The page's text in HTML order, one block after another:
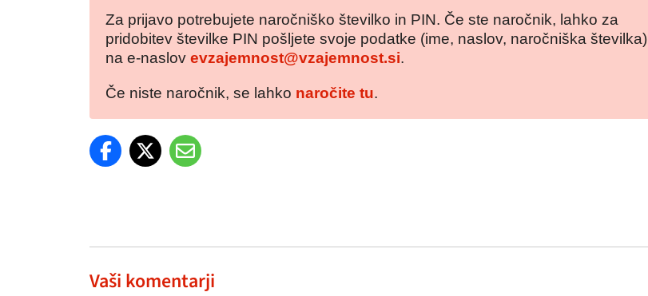
Za prijavo potrebujete naročniško številko in PIN. Če ste naročnik, lahko za
pridobitev številke PIN pošljete svoje podatke (ime, naslov, naročniška številka)
na e-naslov evzajemnost@vzajemnost.si.
Če niste naročnik, se lahko naročite tu.
Vaši komentarji